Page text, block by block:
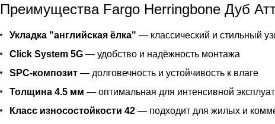
Преимущества Fargo Herringbone Дуб
Укладка "английская ёлка" — классический и стильный
Click System 5G — удобство и надёжность монтажа
SPC-композит — долговечность и устойчивость к влаге
Толщина 4.5 мм — оптимальная для интенсивной
Класс износостойкости 42 — подходит для жилых и